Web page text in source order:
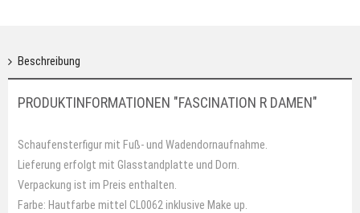
Beschreibung
PRODUKTINFORMATIONEN "FASCINATION R DAMEN"
Schaufensterfigur mit Fuß- und Wadendornaufnahme.
Lieferung erfolgt mit Glasstandplatte und Dorn.
Verpackung ist im Preis enthalten.
Farbe: Hautfarbe mittel CL0062 inklusive Make up.